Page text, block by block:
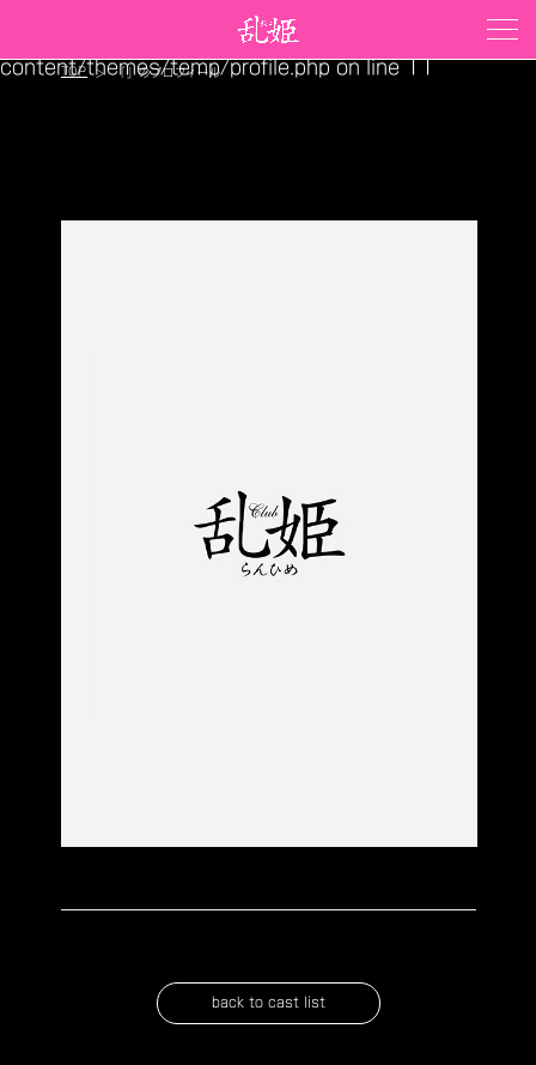
: Trying to access array offset on false in
/home/xs175408/ranhime.com/public_html/wp-
content/themes/temp/profile.php on line
TOP 「」のプロフィール
back to cast list